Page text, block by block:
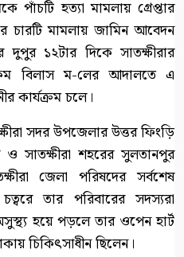
হত্যা মামলায় গ্রেপ্তার
চারটি মামলায় জামিন আবেদন
দুপুর ১২টার দিকে সাতক্ষীরার
বিলাস ম-লের আদালতে এ
কার্যক্রম চলে।
সদর উপজেলার উত্তর ফিংড়ি
সাতক্ষীরা শহরের সুলতানপুর
জেলা পরিষদের সর্বশেষ
তার পরিবারের সদস্যরা
হয়ে পড়লে তার ওপেন হার্ট
চিকিৎসাধীন ছিলেন।